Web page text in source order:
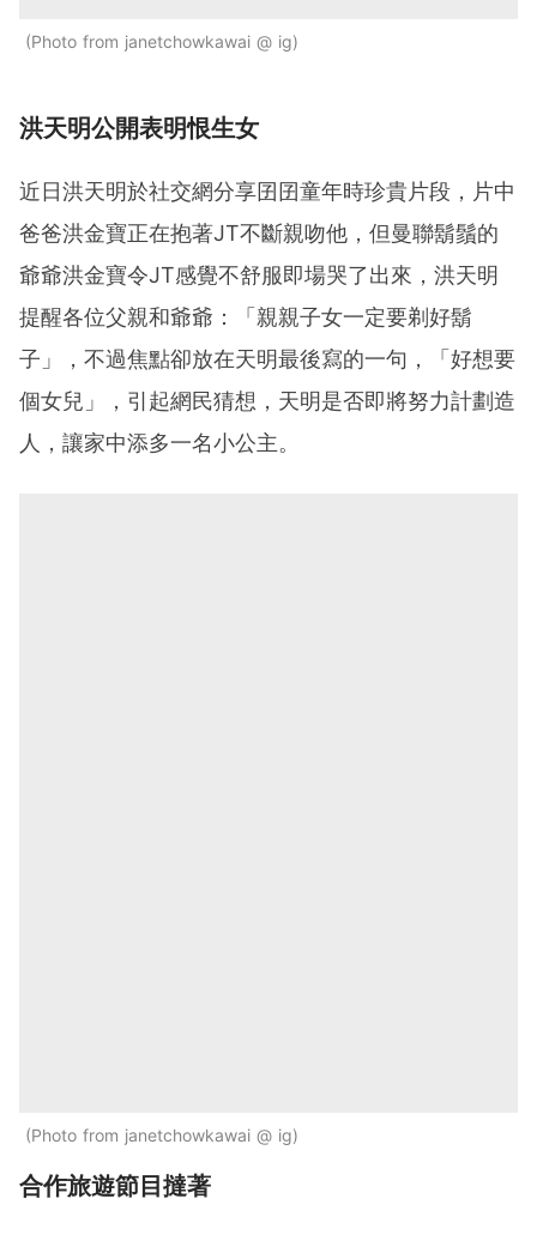
Photo from janetchowkawai @ ig
洪天明公開表明恨生女
近日洪天明於社交網分享囝囝童年時珍貴片段，片中
爸爸洪金寶正在抱著JT不斷親吻他，但曼聯鬍鬚的
爺爺洪金寶令JT感覺不舒服即場哭了出來，洪天明
提醒各位父親和爺爺：「親親子女一定要剃好鬍
子」，不過焦點卻放在天明最後寫的一句，「好想要
個女兒」，引起網民猜想，天明是否即將努力計劃造
人，讓家中添多一名小公主。
Photo from janetchowkawai @ ig
合作旅遊節目撻著